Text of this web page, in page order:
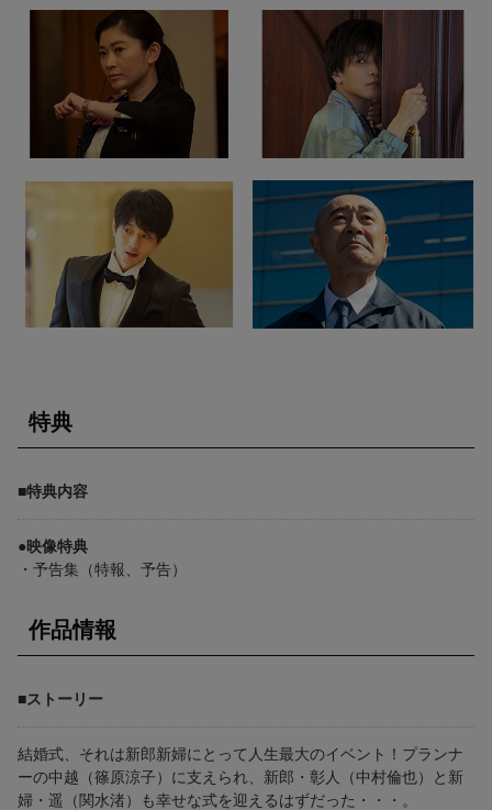
特典
■特典内容
●映像特典
・予告集（特報、予告）
作品情報
■ストーリー
結婚式、それは新郎新婦にとって人生最大のイベント！プランナ
ーの中越（篠原涼子）に支えられ、新郎・彰人（中村倫也）と新
婦・遥（関水渚）も幸せな式を迎えるはずだった・・・。